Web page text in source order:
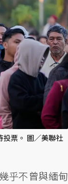
票。 圖／美聯社
乎不曾與緬甸